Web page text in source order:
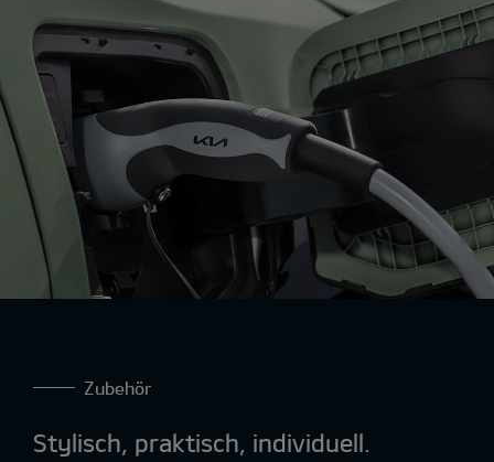
Zubehör
Stylisch, praktisch, individuell.